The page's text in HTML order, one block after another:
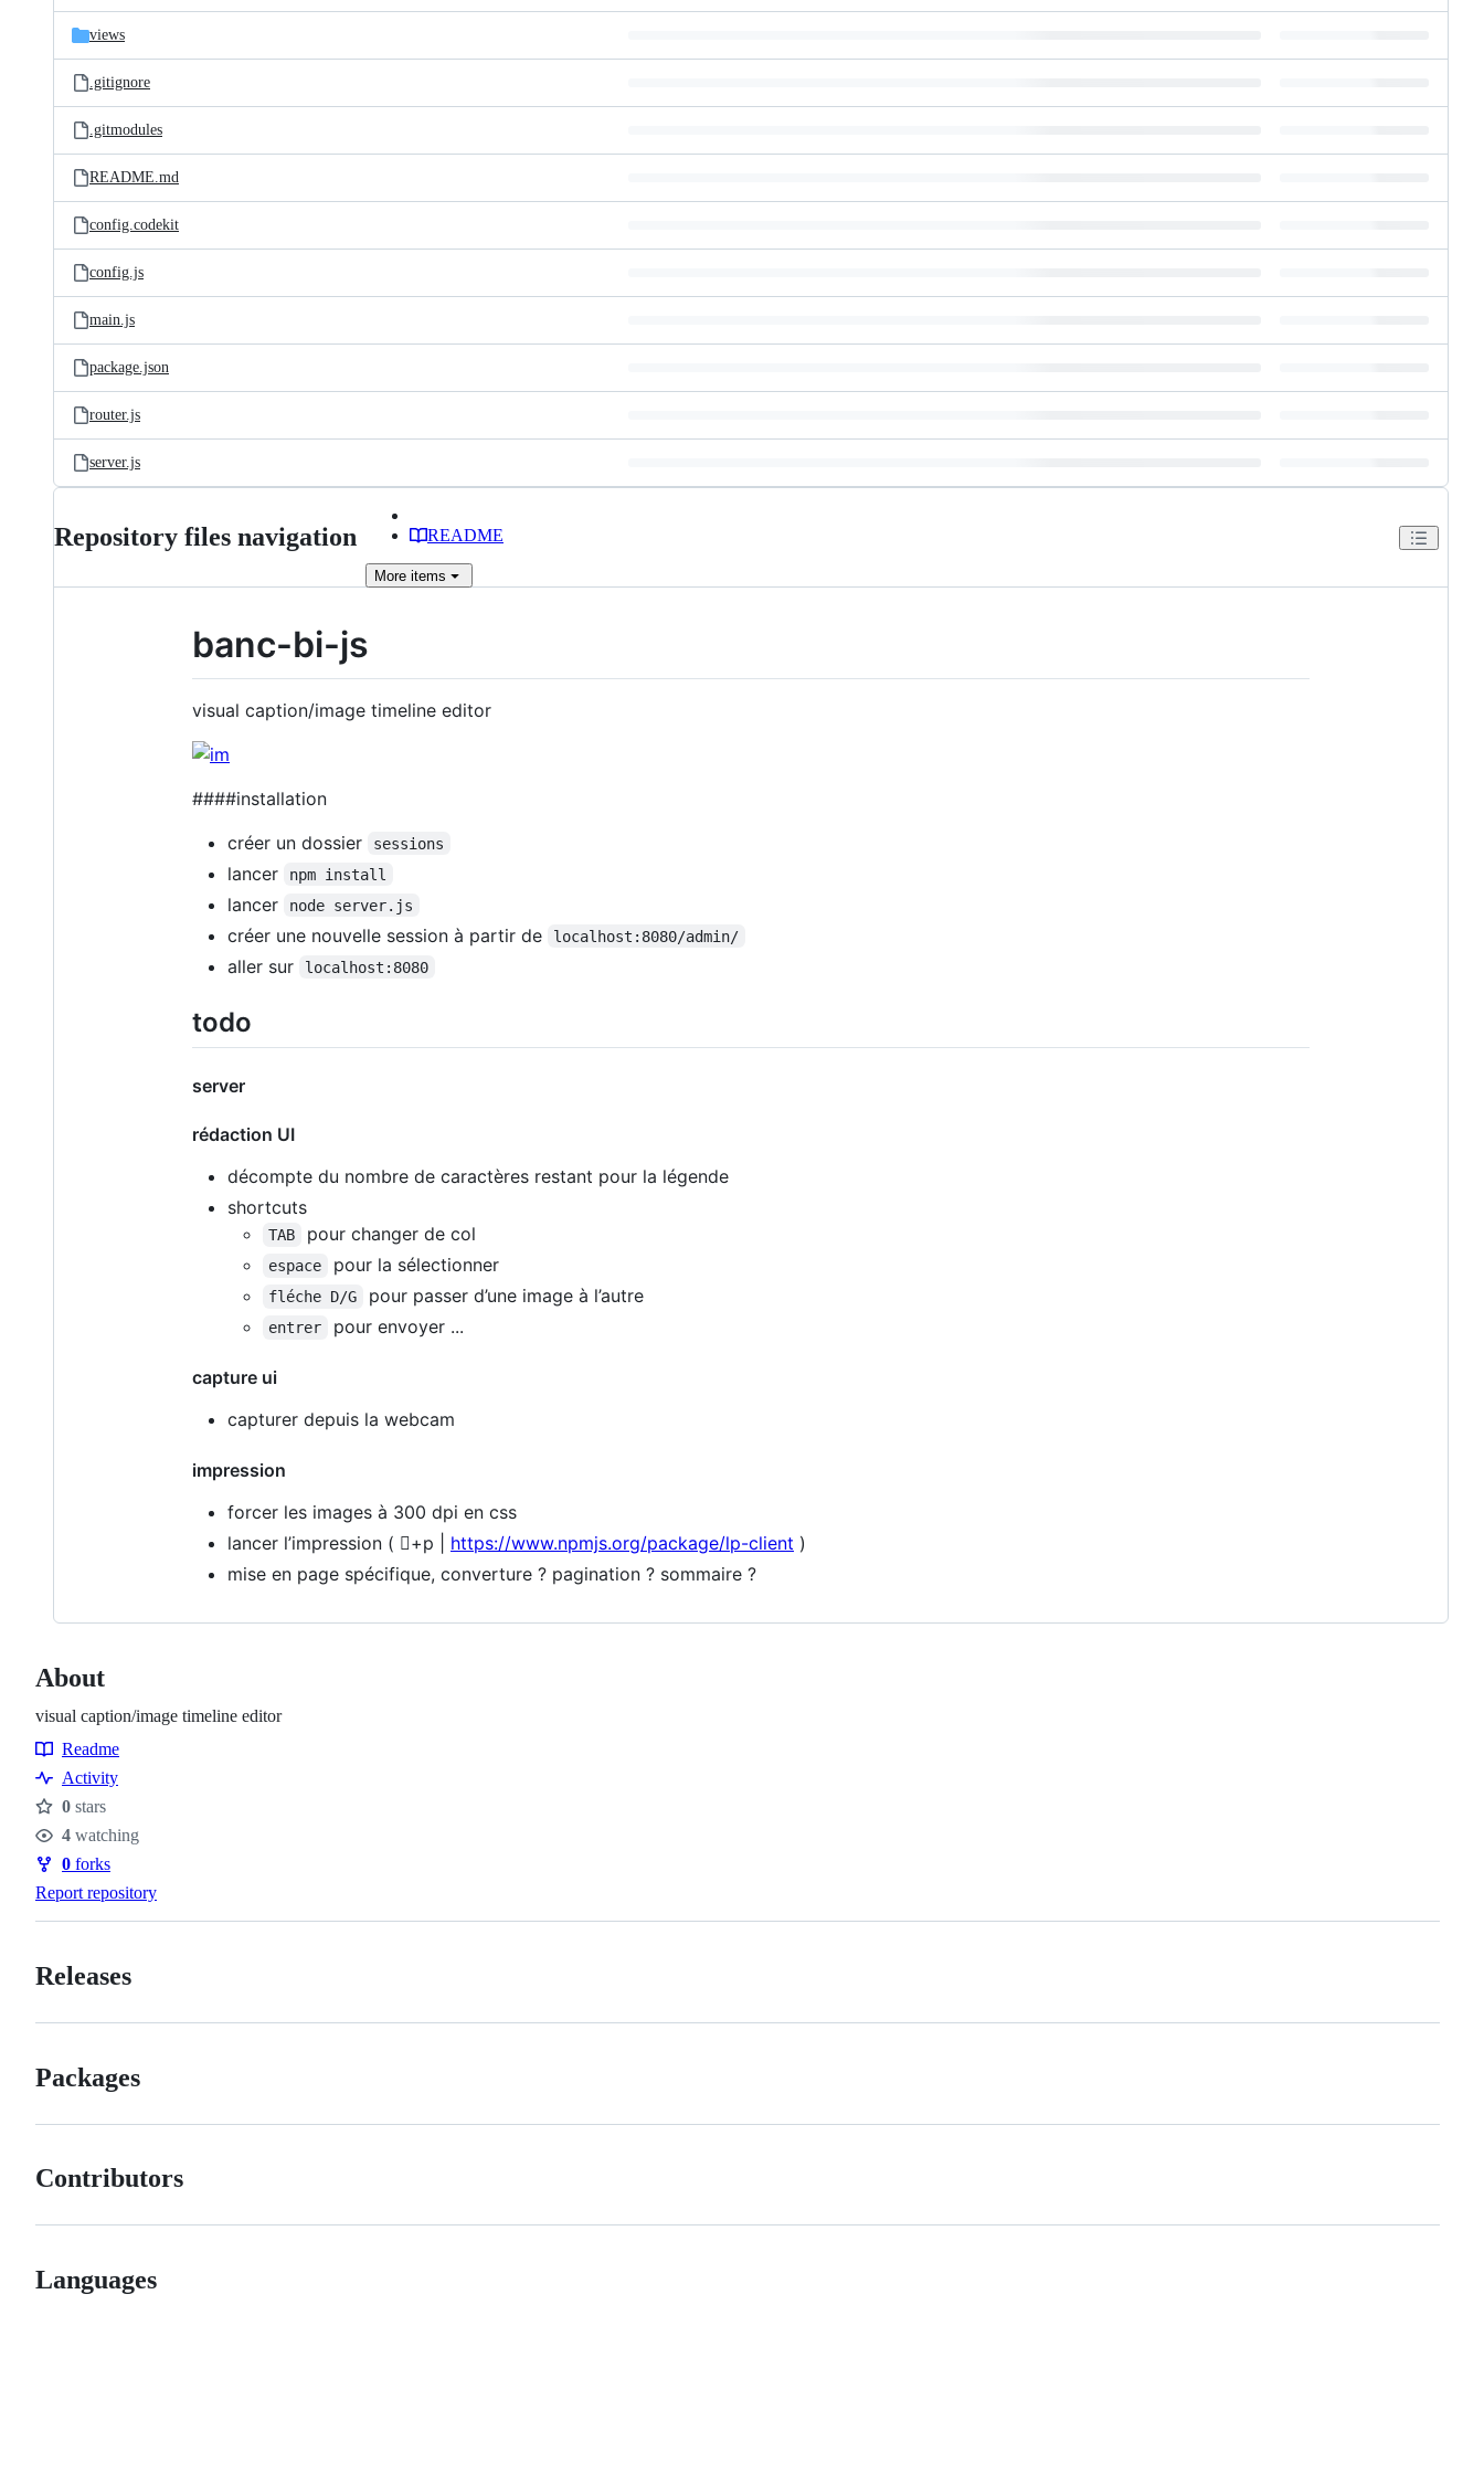
files
views
.gitignore
.gitmodules
README.md
config.codekit
config.js
main.js
package.json
router.js
server.js
Repository files navigation README
More items
banc-bi-js
visual caption/image timeline editor
####installation
créer un dossier
sessions
lancer npm install
lancer node server.js
créer une nouvelle session à partir de localhost:8080/admin/
aller sur localhost:8080
todo
server
rédaction UI
décompte du nombre de caractères restant pour la légende
shortcuts
TAB pour changer de col
espace pour la sélectionner
fléche D/G pour passer d’une image à l’autre
entrer pour envoyer ...
capture ui
capturer depuis la webcam
impression
forcer les images à 300 dpi en css
lancer l’impression ( +p | https://www.npmjs.org/package/lp-client )
mise en page spécifique, converture ? pagination ? sommaire ?
About
visual caption/image timeline editor
Resources
Readme
Activity
Stars
0 stars
Watchers
4 watching
Forks
0 forks
Report repository
Releases
Packages
Contributors
Languages